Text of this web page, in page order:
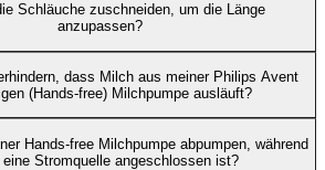
Schläuche zuschneiden, um die Länge
anzupassen?
dass Milch aus meiner Philips Avent
(Hands-free) Milchpumpe ausläuft?
Hands-free Milchpumpe abpumpen, während
Stromquelle angeschlossen ist?